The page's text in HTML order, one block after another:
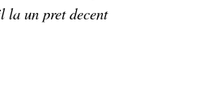
la un pret decent